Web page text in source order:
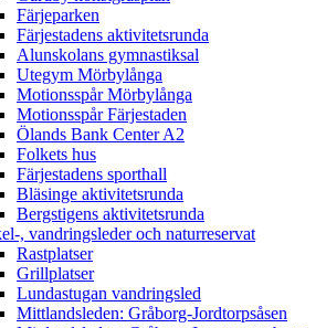
Färjeparken
Färjestadens aktivitetsrunda
Alunskolans gymnastiksal
Utegym Mörbylånga
Motionsspår Mörbylånga
Motionsspår Färjestaden
Ölands Bank Center A2
Folkets hus
Färjestadens sporthall
Bläsinge aktivitetsrunda
Bergstigens aktivitetsrunda
, vandringsleder och naturreservat
Rastplatser
Grillplatser
Lundastugan vandringsled
Mittlandsleden: Gråborg-Jordtorpsåsen